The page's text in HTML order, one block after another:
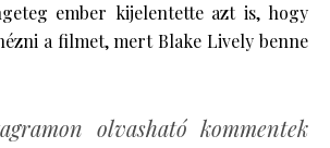
ember kijelentette azt is, hogy
a filmet, mert Blake Lively benne
olvasható kommentek